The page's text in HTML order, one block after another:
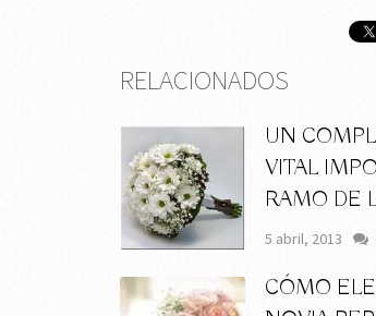
RELACIONADOS
UN
VITAL
RAMO DE
5 abril, 2013
CÓMO